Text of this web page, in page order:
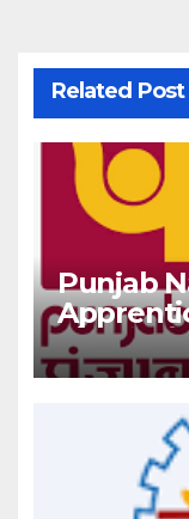
Related Post
Punjab